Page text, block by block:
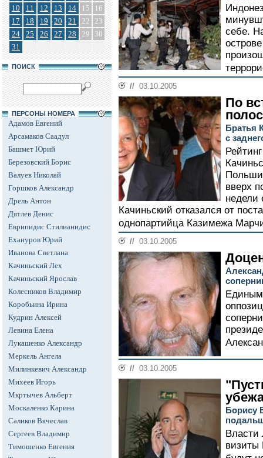
10
11 12 13 14 15
16
17
18 19 20 21 22 23
24
25 26 27 28 29
30
31
ПОИСК
ПЕРСОНЫ НОМЕРА
Адамов Евгений
Арсамаков Саадул
Башмет Юрий
Березовский Борис
Валуев Николай
Горшков Александр
Дрель Антон
Дятлев Денис
Еврипидис Стилианидис
Ехануров Юрий
Иванова Светлана
Качиньский Лех
Качиньский Ярослав
Колесников Владимир
Коробьина Ирина
Кудрин Алексей
Левина Елена
Лукашенко Александр
Меркель Ангела
Милинкевич Александр
Михеев Игорь
Мкртычев Альберт
Москаленко Карина
Саликов Вячеслав
Сергеев Владимир
Тимошенко Евгения
себе.
// 03.10.2005
По
Братья
с
Польши
вверх
недели
Качиньский отказался от
однопартийца Казимежа
// 03.10.2005
Единым
// 03.10.2005
Борису
Власти
визиты